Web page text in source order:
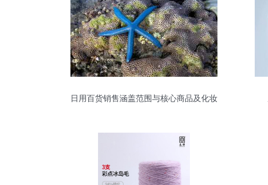
日用百货销售涵盖范围与核心商品及化妆